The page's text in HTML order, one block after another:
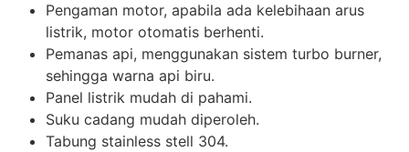
Pengaman motor, apabila ada kelebihaan arus
listrik, motor otomatis berhenti.
Pemanas api, menggunakan sistem turbo burner,
sehingga warna api biru.
Panel listrik mudah di pahami.
Suku cadang mudah diperoleh.
Tabung stainless stell 304.